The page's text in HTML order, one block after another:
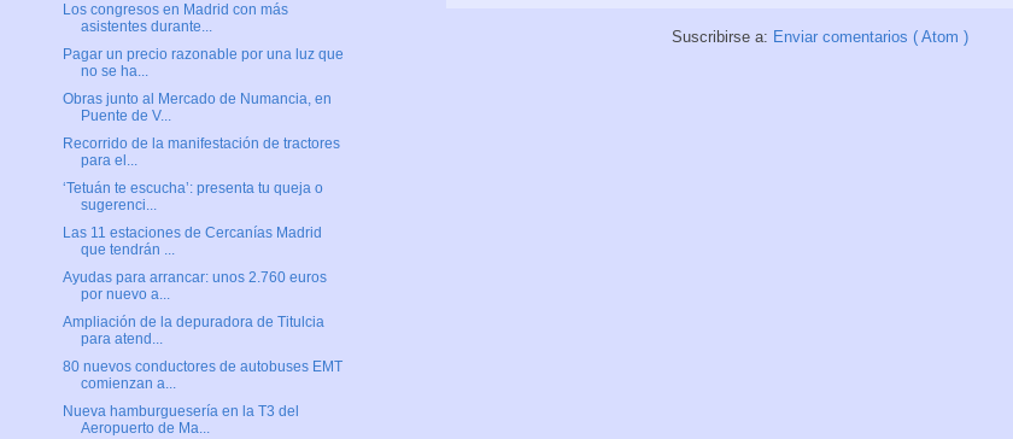
Suscribirse a: Enviar comentarios ( Atom )
Los congresos en Madrid con más
asistentes durante...
Pagar un precio razonable por una luz que
no se ha...
Obras junto al Mercado de Numancia, en
Puente de V...
Recorrido de la manifestación de tractores
para el...
‘Tetuán te escucha’: presenta tu queja o
sugerenci...
Las 11 estaciones de Cercanías Madrid
que tendrán ...
Ayudas para arrancar: unos 2.760 euros
por nuevo a...
Ampliación de la depuradora de Titulcia
para atend...
80 nuevos conductores de autobuses EMT
comienzan a...
Nueva hamburguesería en la T3 del
Aeropuerto de Ma...